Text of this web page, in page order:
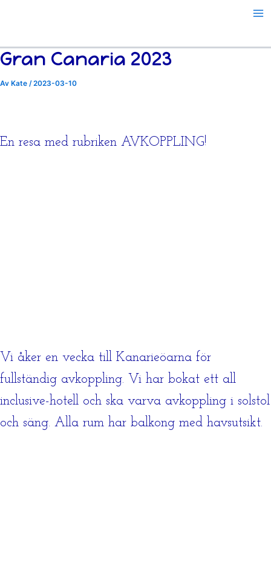
Gran Canaria 2023
Av Kate /2023-03-10
En resa med rubriken AVKOPPLING!
Vi åker en vecka till Kanarieöarna för
fullständig avkoppling. Vi har bokat ett all
inclusive-hotell och ska varva avkoppling i solstol
och säng. Alla rum har balkong med havsutsikt.